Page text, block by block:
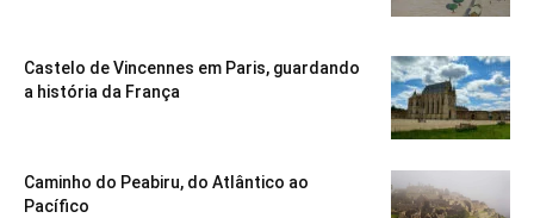
Castelo de Vincennes em Paris, guardando
a história da França
Caminho do Peabiru, do Atlântico ao
Pacífico